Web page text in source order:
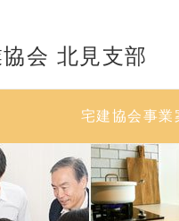
会 北見支部
宅建協会事業